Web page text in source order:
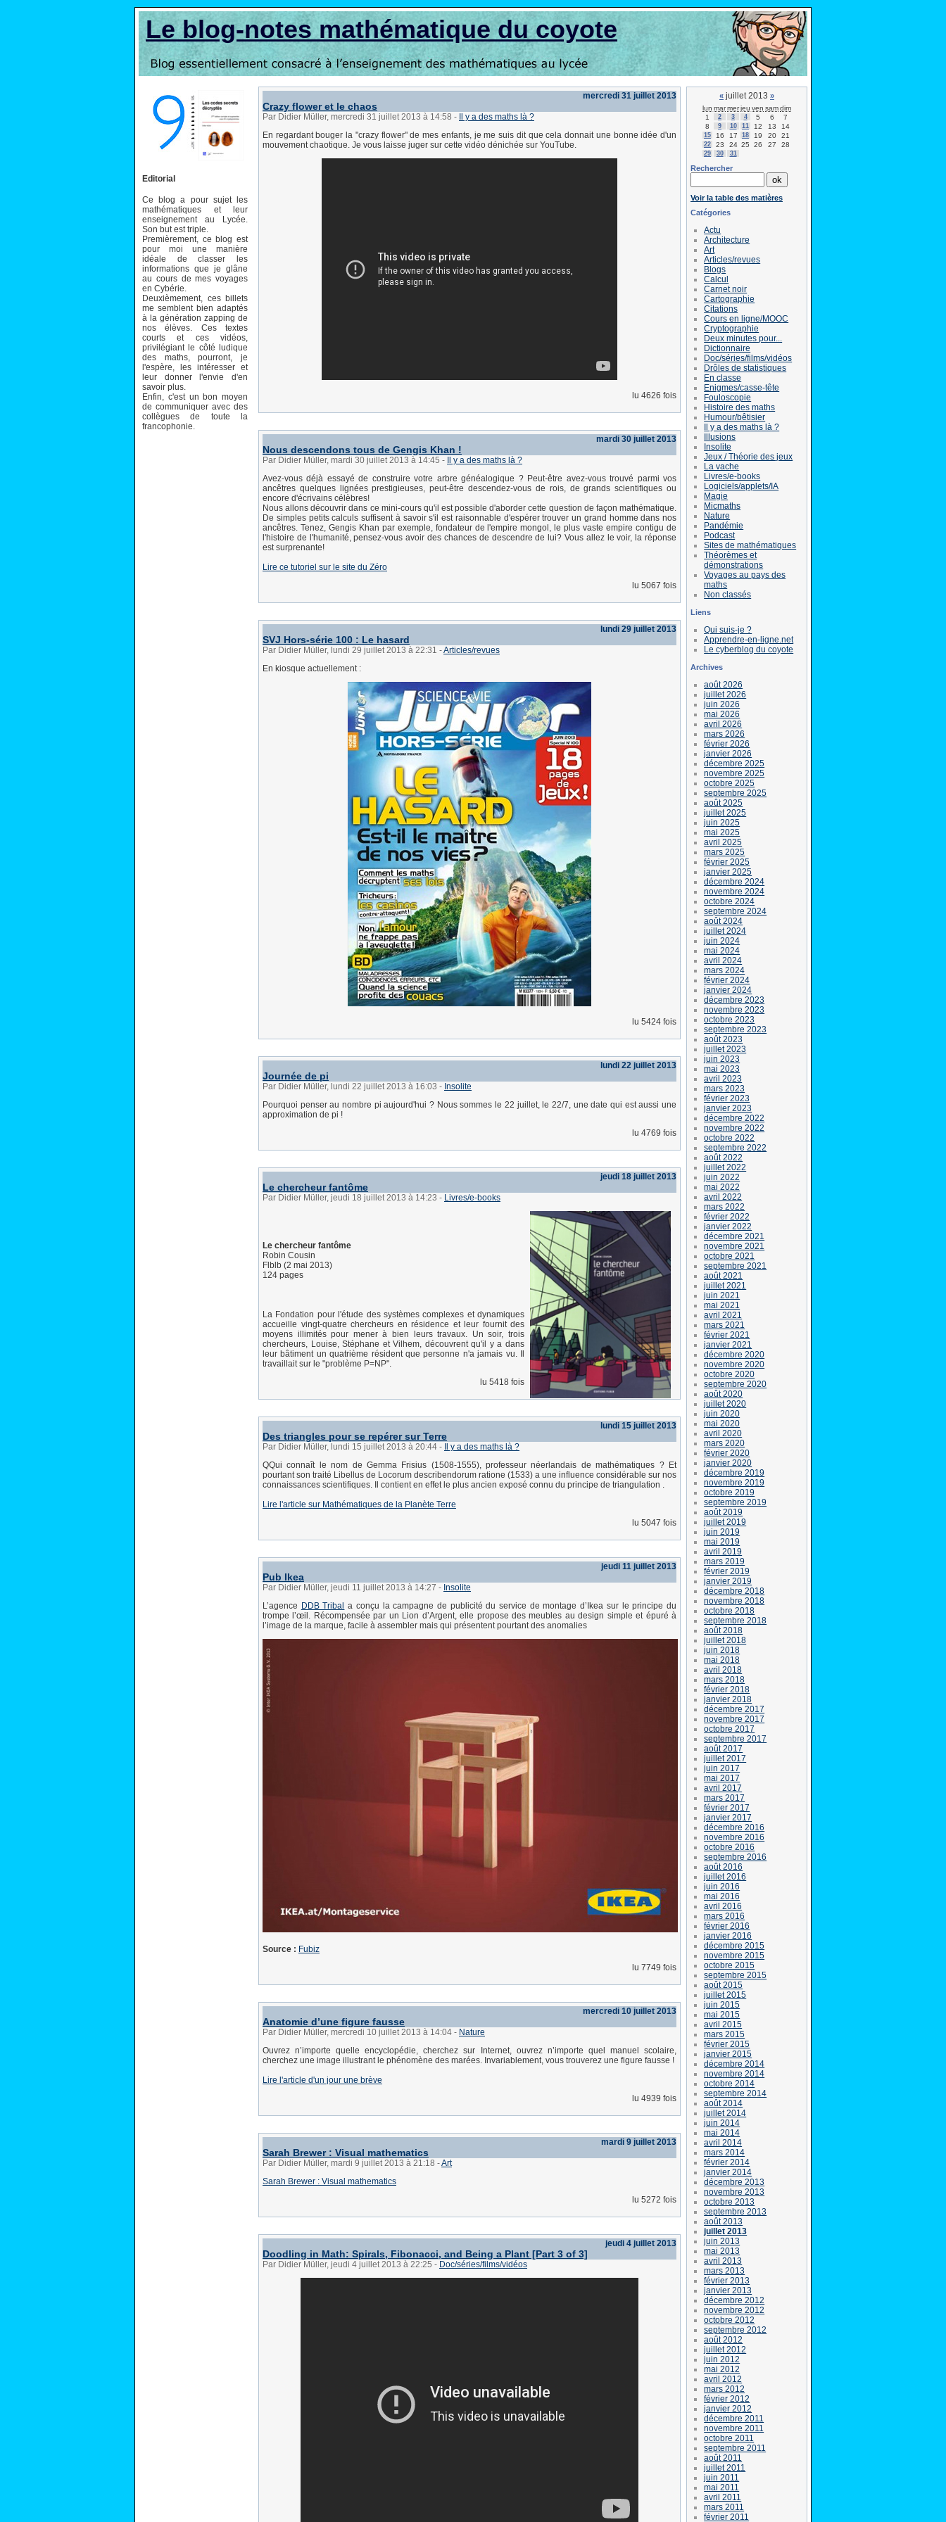
Le blog-notes mathématique du coyote
Editorial
Ce blog a pour sujet les
mathématiques et leur
enseignement au Lycée.
Son but est triple.
Premièrement, ce blog est
pour moi une manière
idéale de classer les
informations que je glâne
au cours de mes voyages
en Cybérie.
Deuxièmement, ces billets
me semblent bien adaptés
à la génération zapping de
nos élèves. Ces textes
courts et ces vidéos,
privilégiant le côté ludique
des maths, pourront, je
l'espère, les intéresser et
leur donner l'envie d'en
savoir plus.
Enfin, c'est un bon moyen
de communiquer avec des
collègues de toute la
francophonie.
mercredi 31 juillet 2013
Crazy flower et le chaos
Par Didier Müller, mercredi 31 juillet 2013 à 14:58 -
Il y a des maths là ?
En regardant bouger la "crazy flower" de mes enfants, je me suis dit que cela donnait une bonne idée d'un
mouvement chaotique. Je vous laisse juger sur cette vidéo dénichée sur YouTube.
lu 4626 fois
mardi 30 juillet 2013
Nous descendons tous de Gengis Khan !
Par Didier Müller, mardi 30 juillet 2013 à 14:45 -
Il y a des maths là ?
Avez-vous déjà essayé de construire votre arbre généalogique ? Peut-être avez-vous trouvé parmi vos
ancêtres quelques lignées prestigieuses, peut-être descendez-vous de rois, de grands scientifiques ou
encore d'écrivains célèbres!
Nous allons découvrir dans ce mini-cours qu'il est possible d'aborder cette question de façon mathématique.
De simples petits calculs suffisent à savoir s'il est raisonnable d'espérer trouver un grand homme dans nos
ancêtres. Tenez, Gengis Khan par exemple, fondateur de l'empire mongol, le plus vaste empire contigu de
l'histoire de l'humanité, pensez-vous avoir des chances de descendre de lui? Vous allez le voir, la réponse
est surprenante!
Lire ce tutoriel sur le site du Zéro
lu 5067 fois
lundi 29 juillet 2013
SVJ Hors-série 100 : Le hasard
Par Didier Müller, lundi 29 juillet 2013 à 22:31 -Articles/revues
En kiosque actuellement :
lu 5424 fois
lundi 22 juillet 2013
Journée de pi
Par Didier Müller, lundi 22 juillet 2013 à 16:03 - Insolite
Pourquoi penser au nombre pi aujourd'hui ? Nous sommes le 22 juillet, le 22/7, une date qui est aussi une
approximation de pi !
lu 4769 fois
jeudi 18 juillet 2013
Le chercheur fantôme
Par Didier Müller, jeudi 18 juillet 2013 à 14:23 - Livres/e-books
Le chercheur fantôme
Robin Cousin
Flblb (2 mai 2013)
124 pages
La Fondation pour l'étude des systèmes complexes et dynamiques
accueille vingt-quatre chercheurs en résidence et leur fournit des
moyens illimités pour mener à bien leurs travaux. Un soir, trois
chercheurs, Louise, Stéphane et Vilhem, découvrent qu'il y a dans
leur bâtiment un quatrième résident que personne n'a jamais vu. Il
travaillait sur le "problème P=NP".
lu 5418 fois
lundi 15 juillet 2013
Des triangles pour se repérer sur Terre
Par Didier Müller, lundi 15 juillet 2013 à 20:44 -
Il y a des maths là ?
QQui connaît le nom de Gemma Frisius (1508-1555), professeur néerlandais de mathématiques ? Et
pourtant son traité Libellus de Locorum describendorum ratione (1533) a une influence considérable sur nos
connaissances scientifiques. Il contient en effet le plus ancien exposé connu du principe de triangulation .
Lire l'article sur Mathématiques de la Planète Terre
lu 5047 fois
jeudi 11 juillet 2013
Pub Ikea
Par Didier Müller, jeudi 11 juillet 2013 à 14:27 - Insolite
L’agence DDB Tribal a conçu la campagne de publicité du service de montage d’Ikea sur le principe du
trompe l’œil. Récompensée par un Lion d’Argent, elle propose des meubles au design simple et épuré à
l’image de la marque, facile à assembler mais qui présentent pourtant des anomalies
Source : Fubiz
lu 7749 fois
mercredi 10 juillet 2013
Anatomie d’une figure fausse
Par Didier Müller, mercredi 10 juillet 2013 à 14:04 - Nature
Ouvrez n’importe quelle encyclopédie, cherchez sur Internet, ouvrez n’importe quel manuel scolaire,
cherchez une image illustrant le phénomène des marées. Invariablement, vous trouverez une figure fausse !
Lire l'article d'un jour une brève
lu 4939 fois
mardi 9 juillet 2013
Sarah Brewer : Visual mathematics
Par Didier Müller, mardi 9 juillet 2013 à 21:18 -Art
Sarah Brewer : Visual mathematics
lu 5272 fois
jeudi 4 juillet 2013
Doodling in Math: Spirals, Fibonacci, and Being a Plant [Part 3 of 3]
Par Didier Müller, jeudi 4 juillet 2013 à 22:25 - Doc/séries/films/vidéos
« juillet 2013 »
lun marmerjeu ven samdim
1
2 3 4 5 6
7
8
9 10 11 12 13 14
15 16 17 18 19 20 21
22 23 24 25 26 27 28
29 30 31
Rechercher
Voir la table des matières
Catégories
Actu
Architecture
Art
Articles/revues
Blogs
Calcul
Carnet noir
Cartographie
Citations
Cours en ligne/MOOC
Cryptographie
Deux minutes pour...
Dictionnaire
Doc/séries/films/vidéos
Drôles de statistiques
En classe
Enigmes/casse-tête
Fouloscopie
Histoire des maths
Humour/bêtisier
Il y a des maths là ?
Illusions
Insolite
Jeux / Théorie des jeux
La vache
Livres/e-books
Logiciels/applets/IA
Magie
Micmaths
Nature
Pandémie
Podcast
Sites de mathématiques
Théorèmes et
démonstrations
Voyages au pays des
maths
Non classés
Liens
Qui suis-je ?
Apprendre-en-ligne.net
Le cyberblog du coyote
Archives
août 2026
juillet 2026
juin 2026
mai 2026
avril 2026
mars 2026
février 2026
janvier 2026
décembre 2025
novembre 2025
octobre 2025
septembre 2025
août 2025
juillet 2025
juin 2025
mai 2025
avril 2025
mars 2025
février 2025
janvier 2025
décembre 2024
novembre 2024
octobre 2024
septembre 2024
août 2024
juillet 2024
juin 2024
mai 2024
avril 2024
mars 2024
février 2024
janvier 2024
décembre 2023
novembre 2023
octobre 2023
septembre 2023
août 2023
juillet 2023
juin 2023
mai 2023
avril 2023
mars 2023
février 2023
janvier 2023
décembre 2022
novembre 2022
octobre 2022
septembre 2022
août 2022
juillet 2022
juin 2022
mai 2022
avril 2022
mars 2022
février 2022
janvier 2022
décembre 2021
novembre 2021
octobre 2021
septembre 2021
août 2021
juillet 2021
juin 2021
mai 2021
avril 2021
mars 2021
février 2021
janvier 2021
décembre 2020
novembre 2020
octobre 2020
septembre 2020
août 2020
juillet 2020
juin 2020
mai 2020
avril 2020
mars 2020
février 2020
janvier 2020
décembre 2019
novembre 2019
octobre 2019
septembre 2019
août 2019
juillet 2019
juin 2019
mai 2019
avril 2019
mars 2019
février 2019
janvier 2019
décembre 2018
novembre 2018
octobre 2018
septembre 2018
août 2018
juillet 2018
juin 2018
mai 2018
avril 2018
mars 2018
février 2018
janvier 2018
décembre 2017
novembre 2017
octobre 2017
septembre 2017
août 2017
juillet 2017
juin 2017
mai 2017
avril 2017
mars 2017
février 2017
janvier 2017
décembre 2016
novembre 2016
octobre 2016
septembre 2016
août 2016
juillet 2016
juin 2016
mai 2016
avril 2016
mars 2016
février 2016
janvier 2016
décembre 2015
novembre 2015
octobre 2015
septembre 2015
août 2015
juillet 2015
juin 2015
mai 2015
avril 2015
mars 2015
février 2015
janvier 2015
décembre 2014
novembre 2014
octobre 2014
septembre 2014
août 2014
juillet 2014
juin 2014
mai 2014
avril 2014
mars 2014
février 2014
janvier 2014
décembre 2013
novembre 2013
octobre 2013
septembre 2013
août 2013
juillet 2013
juin 2013
mai 2013
avril 2013
mars 2013
février 2013
janvier 2013
décembre 2012
novembre 2012
octobre 2012
septembre 2012
août 2012
juillet 2012
juin 2012
mai 2012
avril 2012
mars 2012
février 2012
janvier 2012
décembre 2011
novembre 2011
octobre 2011
septembre 2011
août 2011
juillet 2011
juin 2011
mai 2011
avril 2011
mars 2011
février 2011